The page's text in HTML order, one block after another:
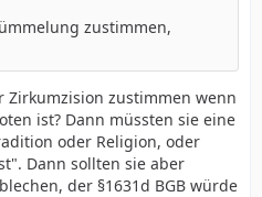
zustimmen,
zustimmen wenn
ist? Dann müssten sie eine
oder Religion, oder
Dann sollten sie aber
der §1631d BGB würde